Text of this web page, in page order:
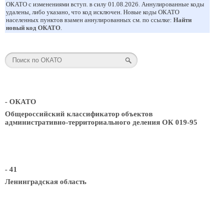
ОКАТО с изменениями вступ. в силу 01.08.2026. Аннулированные коды
удалены, либо указано, что код исключен. Новые коды ОКАТО
населенных пунктов взамен аннулированных см. по ссылке: Найти
новый код ОКАТО.
- ОКАТО
Общероссийский классификатор объектов
административно-территориального деления ОК 019-95
- 41
Ленинградская область